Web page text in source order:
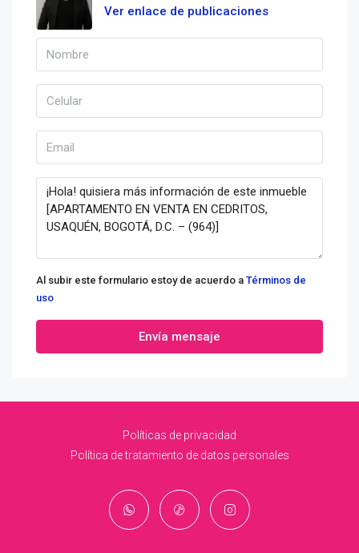
Ver enlace de publicaciones
Al subir este formulario estoy de acuerdo a Términos de
uso
Envía mensaje
Políticas de privacidad
Política de tratamiento de datos personales